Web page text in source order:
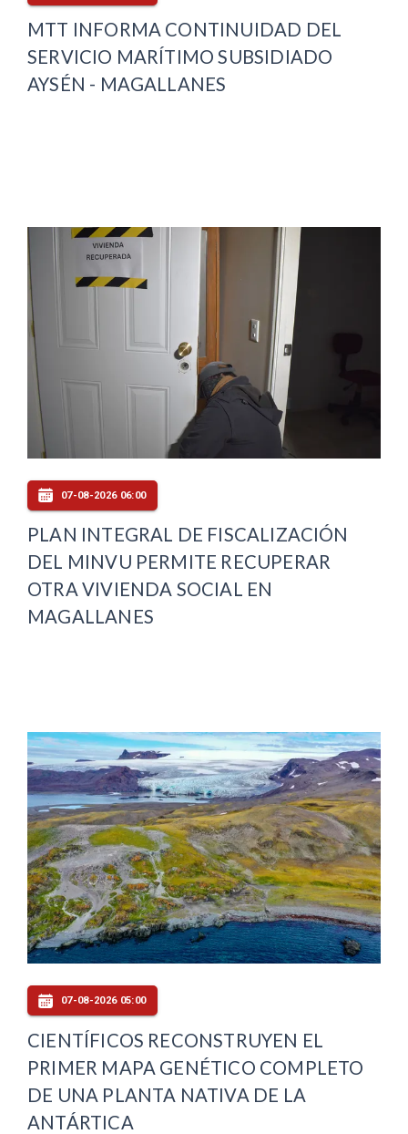
MTT INFORMA CONTINUIDAD DEL
SERVICIO MARÍTIMO SUBSIDIADO
AYSÉN - MAGALLANES
07-08-2026 06:00
PLAN INTEGRAL DE FISCALIZACIÓN
DEL MINVU PERMITE RECUPERAR
OTRA VIVIENDA SOCIAL EN
MAGALLANES
07-08-2026 05:00
CIENTÍFICOS RECONSTRUYEN EL
PRIMER MAPA GENÉTICO COMPLETO
DE UNA PLANTA NATIVA DE LA
ANTÁRTICA